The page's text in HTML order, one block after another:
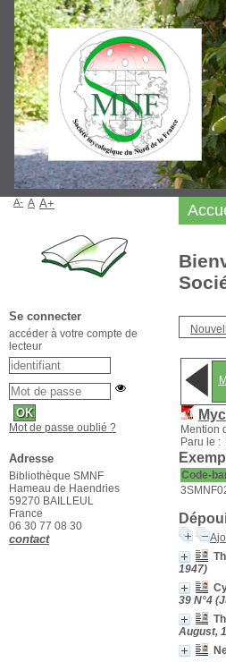
Mention
Paru le :
Code-
1947)
39 N°4
August,
A- A A+
Se connecter
accéder à votre compte de
lecteur
Mot de passe oublié ?
Adresse
Bibliothèque SMNF
Hameau de Haendries
59270 BAILLEUL
France
06 30 77 08 30
contact